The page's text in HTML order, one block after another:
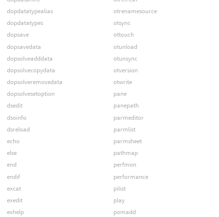
dopdatatypealias
dopdatatypes
dopsave
dopsavedata
dopsolveadddata
dopsolvecopydata
dopsolveremovedata
dopsolvesetoption
dsedit
dsoinfo
dsreload
echo
else
end
endif
excat
exedit
exhelp
otrenamesource
otsync
ottouch
otunload
otunsync
otversion
otwrite
pane
panepath
parmeditor
parmlist
parmsheet
pathmap
perfmon
performance
pilist
play
pomadd